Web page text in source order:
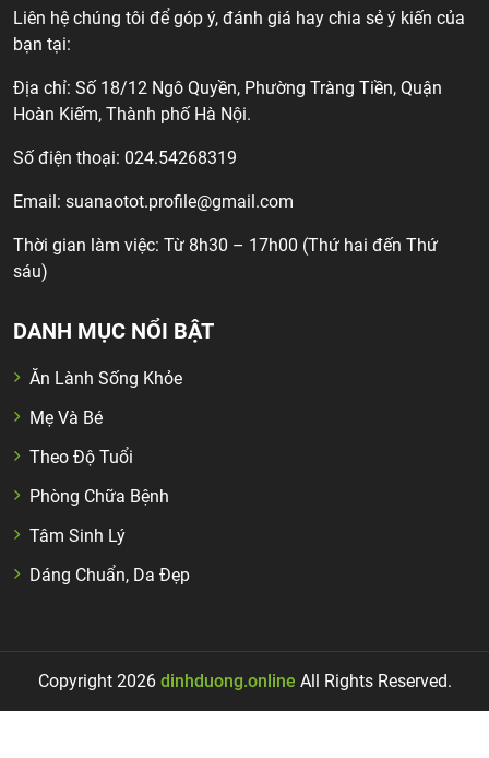
Liên hệ chúng tôi để góp ý, đánh giá hay chia sẻ ý kiến của
bạn tại:
Địa chỉ: Số 18/12 Ngô Quyền, Phường Tràng Tiền, Quận
Hoàn Kiếm, Thành phố Hà Nội.
Số điện thoại: 024.54268319
Email: suanaotot.profile@gmail.com
Thời gian làm việc: Từ 8h30 – 17h00 (Thứ hai đến Thứ
sáu)
DANH MỤC NỔI BẬT
Ăn Lành Sống Khỏe
Mẹ Và Bé
Theo Độ Tuổi
Phòng Chữa Bệnh
Tâm Sinh Lý
Dáng Chuẩn, Da Đẹp
Copyright 2026 dinhduong.online All Rights Reserved.